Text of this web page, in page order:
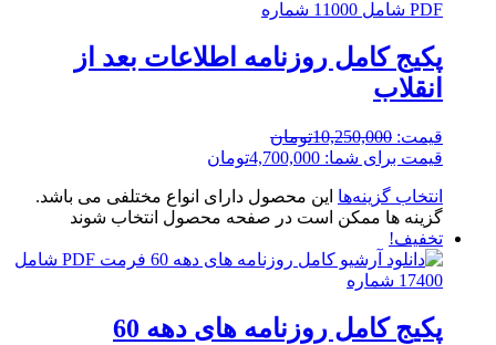
پکیج کامل روزنامه اطلاعات بعد از
انقلاب
قیمت: 10,250,000تومان
قیمت برای شما: 4,700,000تومان
انتخاب گزینه‌ها این محصول دارای انواع مختلفی می باشد.
گزینه ها ممکن است در صفحه محصول انتخاب شوند
تخفیف!
پکیج کامل روزنامه های دهه 60